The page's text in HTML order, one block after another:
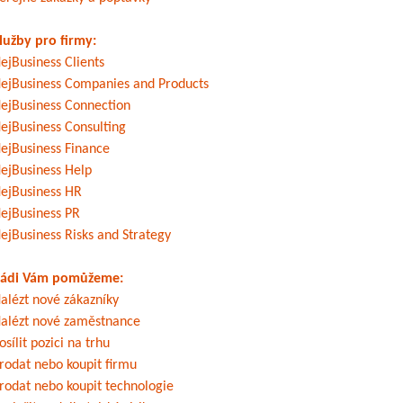
pro firmy:
Clients
Companies and Products
Connection
Consulting
Finance
Help
HR
PR
Risks and Strategy
Vám pomůžeme:
nové zákazníky
nové zaměstnance
pozici na trhu
nebo koupit firmu
nebo koupit technologie